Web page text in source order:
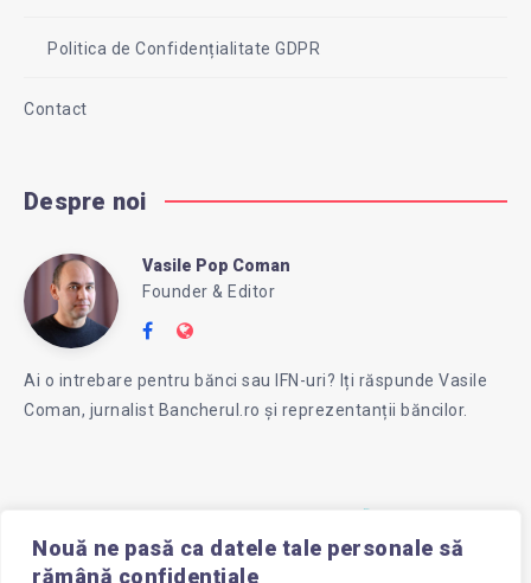
Nouă ne pasă ca datele tale personale să
rămână confidențiale
Politica de Confidențialitate GDPR
Contact
Despre noi
Vasile
Pop
Vasile Pop Coman
Founder & Editor
Follow
on
Website:
Ai o intrebare pentru bănci sau IFN-uri? Iți răspunde Vasile
Coman, jurnalist Bancherul.ro și reprezentanții băncilor.